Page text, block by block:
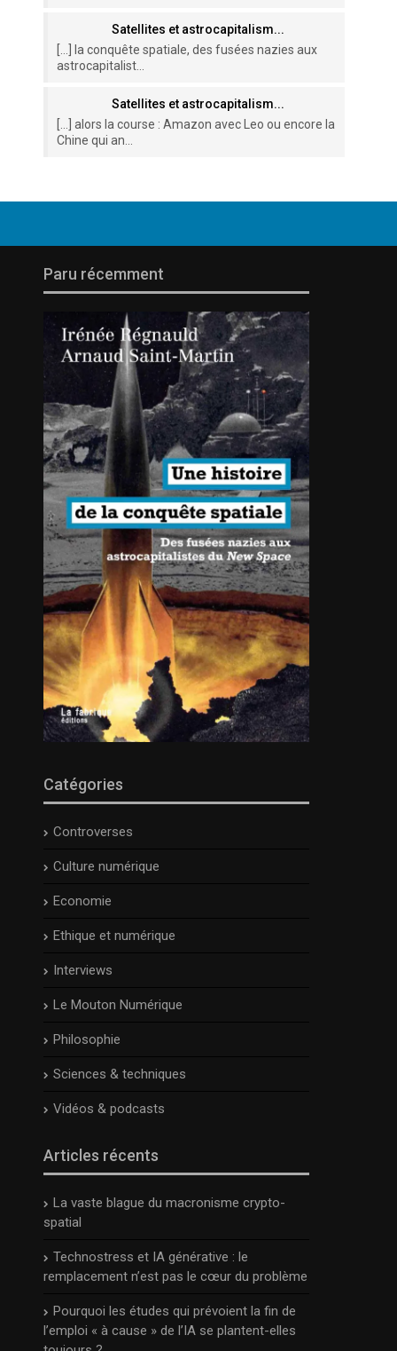
Satellites et astrocapitalism...
[…] la conquête spatiale, des fusées nazies aux
astrocapitalist...
Satellites et astrocapitalism...
[…] alors la course : Amazon avec Leo ou encore la
Chine qui an...
Paru récemment
Catégories
Controverses
Culture numérique
Economie
Ethique et numérique
Interviews
Le Mouton Numérique
Philosophie
Sciences & techniques
Vidéos & podcasts
Articles récents
La vaste blague du macronisme crypto-
spatial
Technostress et IA générative : le
remplacement n’est pas le cœur du problème
Pourquoi les études qui prévoient la fin de
l’emploi « à cause » de l’IA se plantent-elles